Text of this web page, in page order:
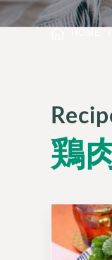
鶏